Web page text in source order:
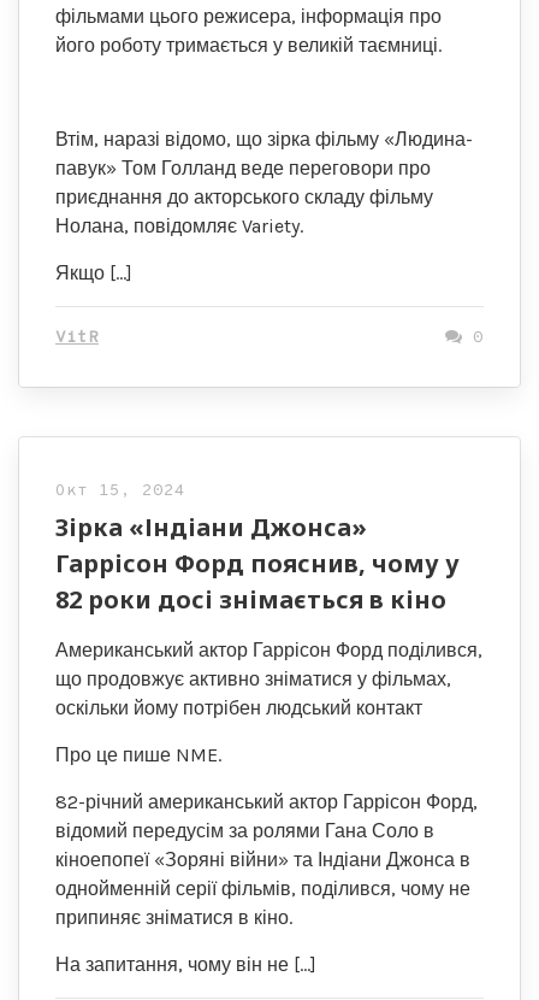
фільмами цього режисера, інформація про
його роботу тримається у великій таємниці.
Втім, наразі відомо, що зірка фільму «Людина-
павук» Том Голланд веде переговори про
приєднання до акторського складу фільму
Нолана, повідомляє Variety.
Якщо […]
VitR 0
Окт 15, 2024
Зірка «Індіани Джонса»
Гаррісон Форд пояснив, чому у
82 роки досі знімається в кіно
Американський актор Гаррісон Форд поділився,
що продовжує активно зніматися у фільмах,
оскільки йому потрібен людський контакт
Про це пише NME.
82-річний американський актор Гаррісон Форд,
відомий передусім за ролями Гана Соло в
кіноепопеї «Зоряні війни» та Індіани Джонса в
однойменній серії фільмів, поділився, чому не
припиняє зніматися в кіно.
На запитання, чому він не […]